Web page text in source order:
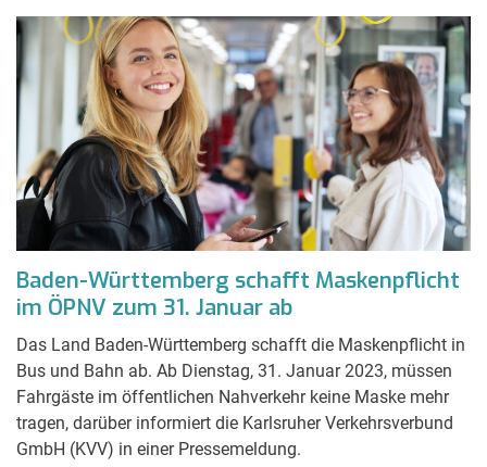
Baden-Württemberg schafft Maskenpflicht
im ÖPNV zum 31. Januar ab
Das Land Baden-Württemberg schafft die Maskenpflicht in
Bus und Bahn ab. Ab Dienstag, 31. Januar 2023, müssen
Fahrgäste im öffentlichen Nahverkehr keine Maske mehr
tragen, darüber informiert die Karlsruher Verkehrsverbund
GmbH (KVV) in einer Pressemeldung.